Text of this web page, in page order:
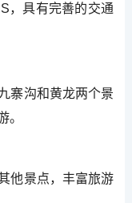
，具有完善的交通
寨沟和黄龙两个景
。
他景点，丰富旅游